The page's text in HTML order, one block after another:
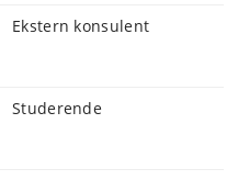
Ekstern konsulent
Studerende